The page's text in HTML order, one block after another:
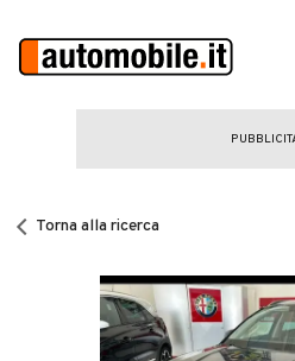
CERCA
Auto Nuove
Noleggio a lungo termine
Torna alla ricerca